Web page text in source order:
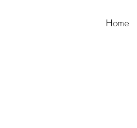
Home